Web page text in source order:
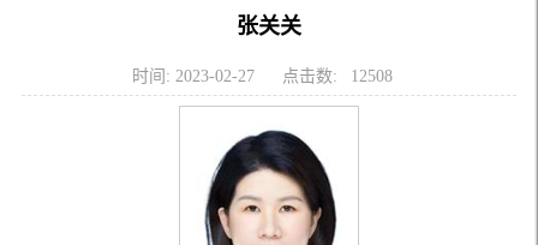
张关关
时间: 2023-02-27 点击数: 12508